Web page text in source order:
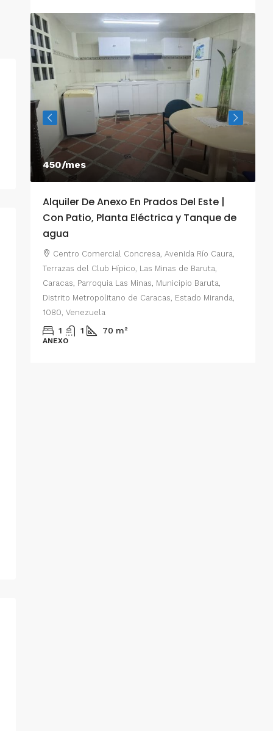
450/mes
Alquiler De Anexo En Prados Del Este |
Con Patio, Planta Eléctrica y Tanque de
agua
Centro Comercial Concresa, Avenida Río Caura,
Terrazas del Club Hípico, Las Minas de Baruta,
Caracas, Parroquia Las Minas, Municipio Baruta,
Distrito Metropolitano de Caracas, Estado Miranda,
1080, Venezuela
1 1 70 m²
ANEXO